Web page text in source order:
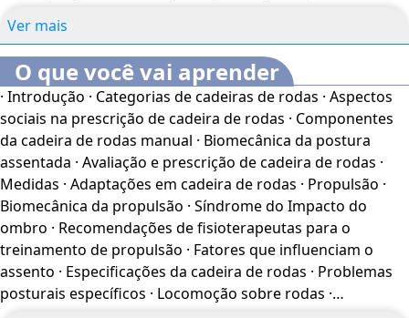
para cadeira de rodas e formas de adaptações. Bons
estudos! O Curso OnlinePrescrição e Recomendações
para Uso de Cadeira de Rodasé voltado para
profissionais e estudantes da área de Fisioterapia além de
interessados no assunto.O conteúdo do curso ficará
disponível por até 120 dias após a compra.
Ver mais
O que você vai aprender
· Introdução · Categorias de cadeiras de rodas · Aspectos
sociais na prescrição de cadeira de rodas · Componentes
da cadeira de rodas manual · Biomecânica da postura
assentada · Avaliação e prescrição de cadeira de rodas ·
Medidas · Adaptações em cadeira de rodas · Propulsão ·
Biomecânica da propulsão · Síndrome do Impacto do
ombro · Recomendações de fisioterapeutas para o
treinamento de propulsão · Fatores que influenciam o
assento · Especificações da cadeira de rodas · Problemas
posturais específicos · Locomoção sobre rodas ·